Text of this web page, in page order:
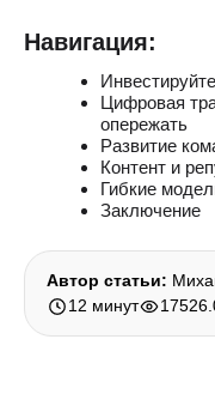
Навигация:
Цифровая
опережать
Развитие
Контент и
Гибкие
Заключение
Автор статьи:
12 минут
175